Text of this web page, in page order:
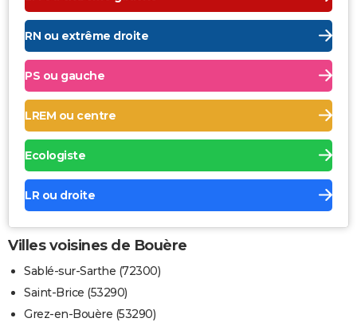
RN ou extrême droite
PS ou gauche
LREM ou centre
Ecologiste
LR ou droite
Villes voisines de Bouère
Sablé-sur-Sarthe (72300)
Saint-Brice (53290)
Grez-en-Bouère (53290)